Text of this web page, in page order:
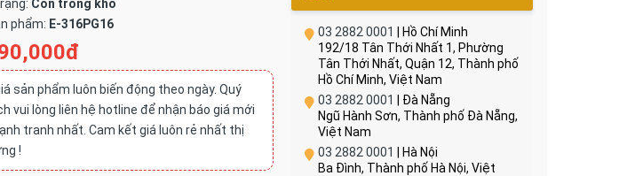
Còn trong kho
phẩm: E-316PG16
sản phẩm luôn biến động theo ngày. Quý
vui lòng liên hệ hotline để nhận báo giá mới
tranh nhất. Cam kết giá luôn rẻ nhất thị
!
03 2882 0001
| Hồ Chí Minh
192/18 Tân Thới Nhất 1, Phường
Tân Thới Nhất, Quận 12, Thành phố
Hồ Chí Minh, Việt Nam
03 2882 0001
| Đà Nẵng
Ngũ Hành Sơn, Thành phố Đà Nẵng,
Việt Nam
03 2882 0001
| Hà Nội
Ba Đình, Thành phố Hà Nội, Việt